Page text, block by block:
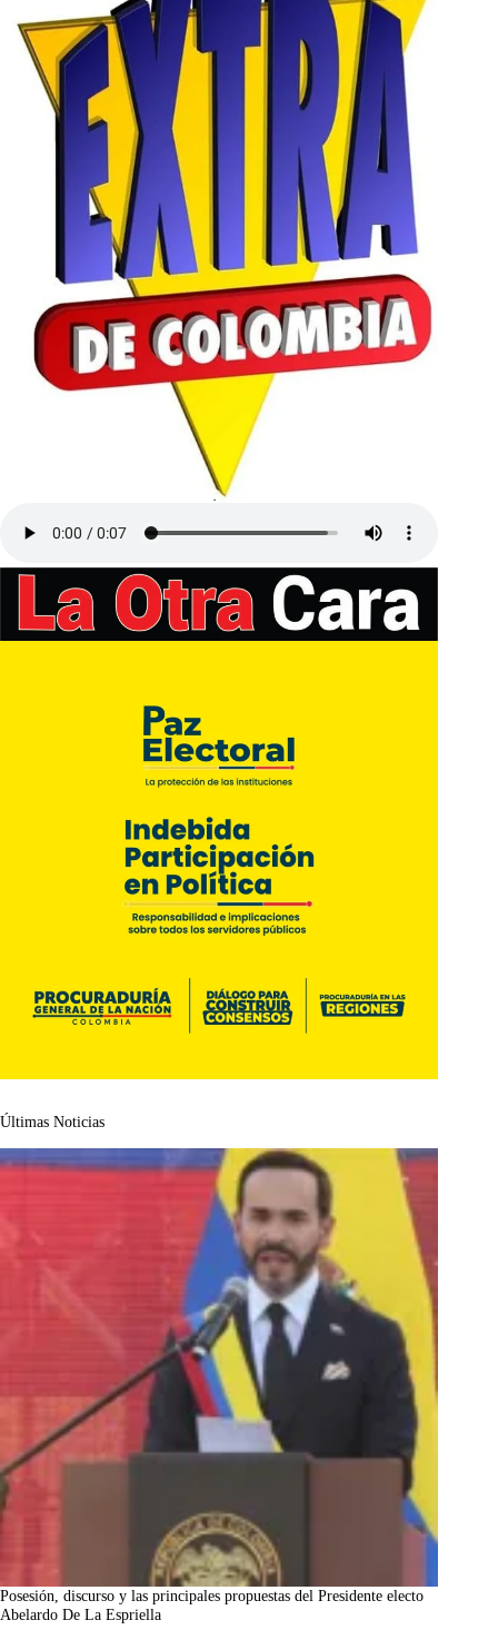
Últimas Noticias
Posesión, discurso y las principales propuestas del Presidente electo
Abelardo De La Espriella